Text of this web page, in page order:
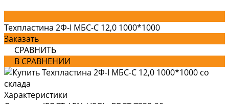
Техпластина 2Ф-I МБС-С 12,0 1000*1000
Заказать
СРАВНИТЬ
В СРАВНЕНИИ
Характеристики